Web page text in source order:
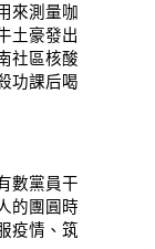
來測量咖
土豪發出
社區核酸
功課后喝
數黨員干
的團圓時
疫情、筑